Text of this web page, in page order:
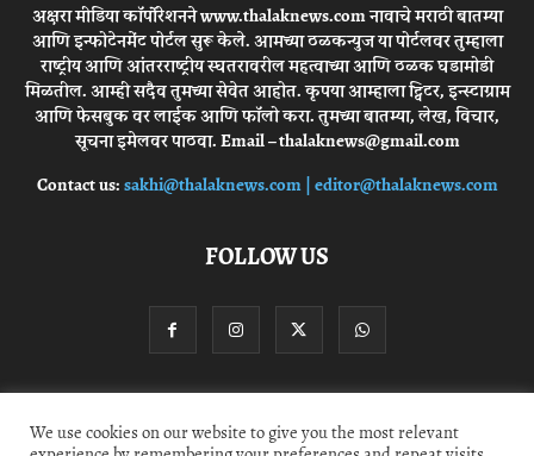
अक्षरा मीडिया कॉर्पोरेशनने www.thalaknews.com नावाचे मराठी बातम्या
आणि इन्फोटेनमेंट पोर्टल सुरू केले. आमच्या ठळकन्युज या पोर्टलवर तुम्हाला
राष्ट्रीय आणि आंतरराष्ट्रीय स्घतरावरील महत्वाच्या आणि ठळक घडामोडी
मिळतील. आम्ही सदैव तुमच्या सेवेत आहोत. कृपया आम्हाला ट्विटर, इन्स्टाग्राम
आणि फेसबुक वर लाईक आणि फॉलो करा. तुमच्या बातम्या, लेख, विचार,
सूचना इमेलवर पाठवा. Email – thalaknews@gmail.com
Contact us:sakhi@thalaknews.com | editor@thalaknews.com
FOLLOW US
Privacy Policy Contact Us
We use cookies on our website to give you the most relevant